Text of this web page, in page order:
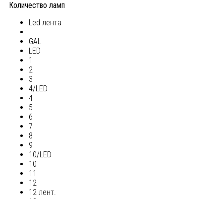
Количество ламп
Led лента
-
GAL
LED
1
2
3
4/LED
4
5
6
7
8
9
10/LED
10
11
12
12 лент.